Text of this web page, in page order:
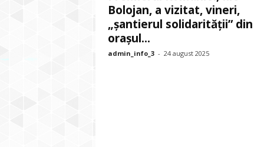
Bolojan, a vizitat, vineri,
„șantierul solidarității” din
orașul...
admin_info_3 - 24 august 2025